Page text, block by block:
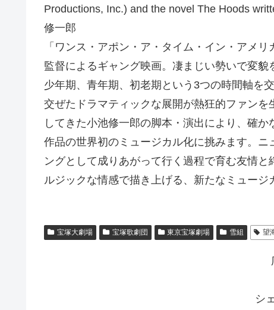
Productions, Inc.) and the novel The Hoods
修一郎
「ワンス・アポン・ア・タイム・イン・アメ
監督によるギャング映画。凄まじい勢いで変
少年期、青年期、初老期という3つの時間軸を
交ぜたドラマティックな展開が熱狂的ファン
してきた小池修一郎の脚本・演出により、確
作品の世界初のミュージカル化に挑みます。
ングとして成りあがって行く過程で育む友情
ルジックな情感で描き上げる、新たなミュージ
宝塚大劇場 宝塚歌劇団 東京宝塚劇場 雪組 望
シ